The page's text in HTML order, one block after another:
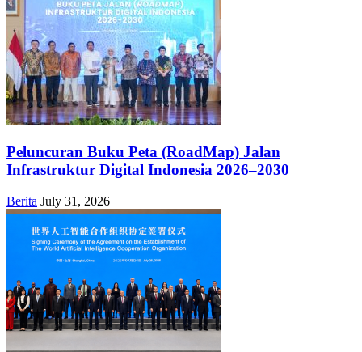
Peluncuran Buku Peta (RoadMap) Jalan
Infrastruktur Digital Indonesia 2026–2030
Berita July 31, 2026